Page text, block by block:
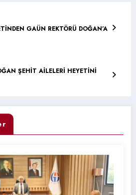
GAÜN REKTÖRÜ DOĞAN’A
ŞEHİT AİLELERİ HEYETİNİ